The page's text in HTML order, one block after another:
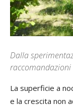
Dalla
raccomandazioni
La superficie a
e la crescita non